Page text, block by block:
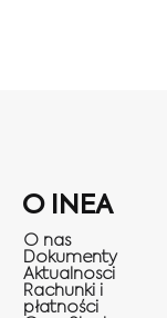
O INEA
O nas
Dokumenty
Aktualnosci
Rachunki i
płatności